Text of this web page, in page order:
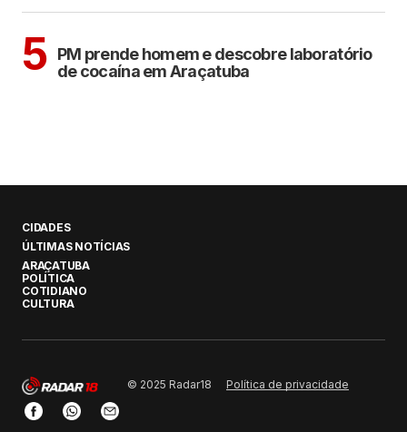
5 PM prende homem e descobre laboratório
de cocaína em Araçatuba
CIDADES
ÚLTIMAS NOTÍCIAS
ARAÇATUBA
POLÍTICA
COTIDIANO
CULTURA
© 2025 Radar18 Política de privacidade